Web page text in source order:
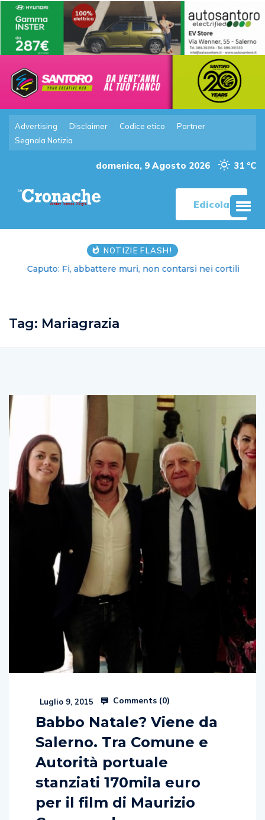
Advertising Disclaimer Codice etico
Partner
Segnala Notizia
domenica, 9 Agosto 2026 31 °C
Edicola
NOTIZIE FLASH!
Caputo: Fi, abbattere muri, non contarsi nei cortili
Babbo Natale? Viene da
Salerno. Tra Comune e
Autorità portuale
stanziati 170mila euro
per il film di Maurizio
Casagrande